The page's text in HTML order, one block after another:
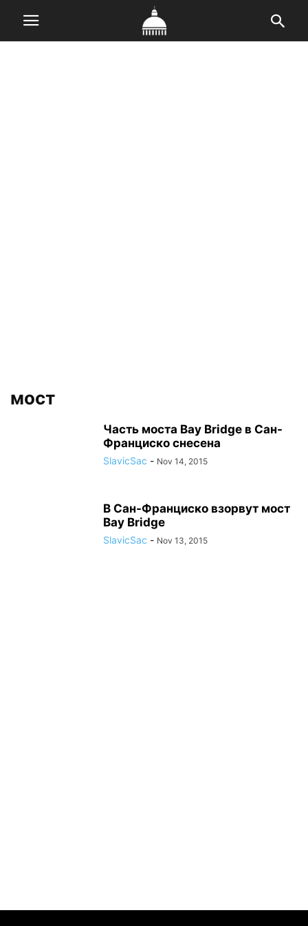
мост
Часть моста Bay Bridge в Сан-
Франциско снесена
SlavicSac - Nov 14, 2015
В Сан-Франциско взорвут мост
Bay Bridge
SlavicSac - Nov 13, 2015